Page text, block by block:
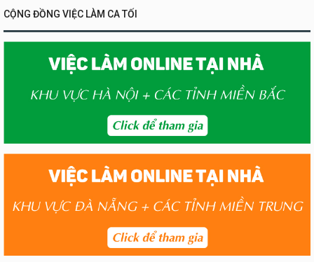
CỘNG ĐỒNG VIỆC LÀM CA TỐI